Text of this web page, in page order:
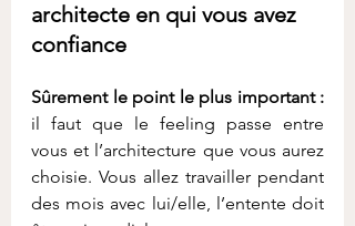
architecte en qui vous avez
confiance
Sûrement le point le plus important :
il faut que le feeling passe entre
vous et l’architecture que vous aurez
choisie. Vous allez travailler pendant
des mois avec lui/elle, l’entente doit